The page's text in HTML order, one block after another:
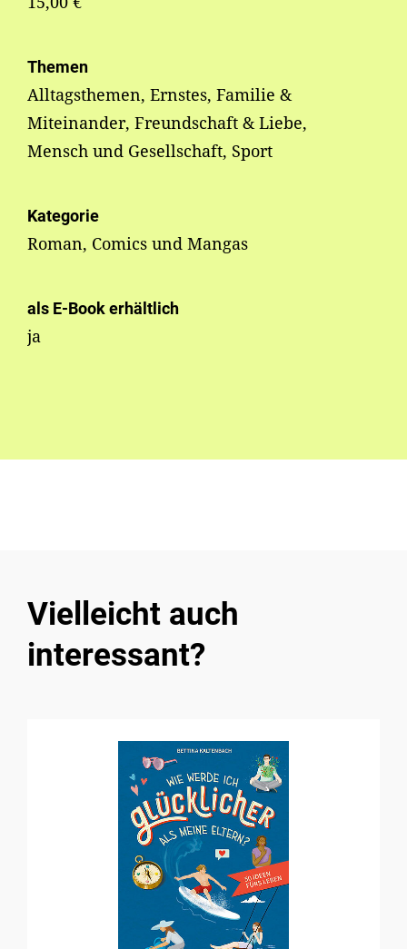
Themen
Alltagsthemen, Ernstes, Familie &
Miteinander, Freundschaft & Liebe,
Mensch und Gesellschaft, Sport
Kategorie
Roman, Comics und Mangas
als E-Book erhältlich
ja
Vielleicht auch
interessant?